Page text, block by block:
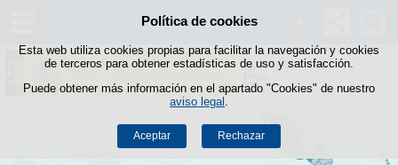
Política de cookies
Esta web utiliza cookies propias para facilitar la navegación y cookies
de terceros para obtener estadísticas de uso y satisfacción.
Puede obtener más información en el apartado "Cookies" de nuestro
aviso legal
Aceptar Rechazar
Saltar al contenido